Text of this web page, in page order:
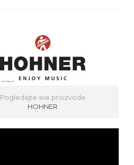
Pogledajte sve proizvode
HOHNER